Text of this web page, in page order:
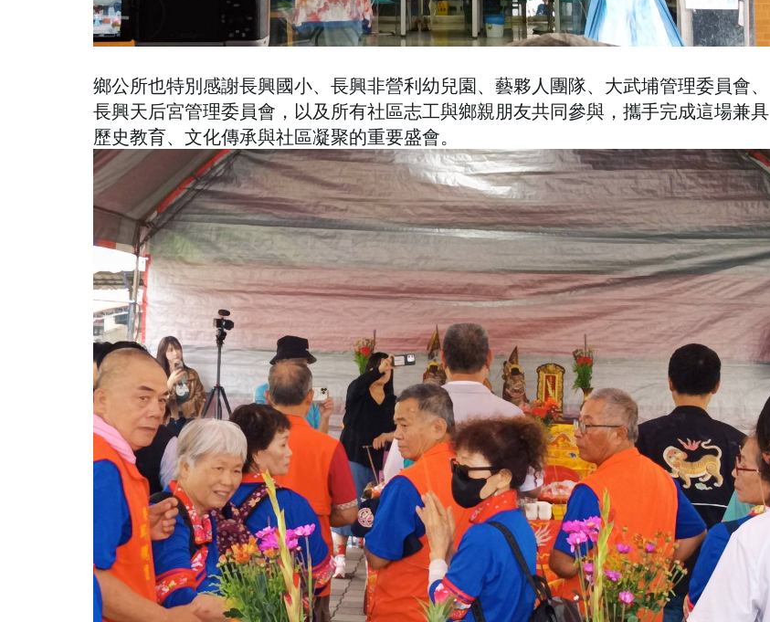
鄉公所也特別感謝長興國小、長興非營利幼兒園、藝夥人團隊、大武埔管理委員會、
長興天后宮管理委員會，以及所有社區志工與鄉親朋友共同參與，攜手完成這場兼具
歷史教育、文化傳承與社區凝聚的重要盛會。